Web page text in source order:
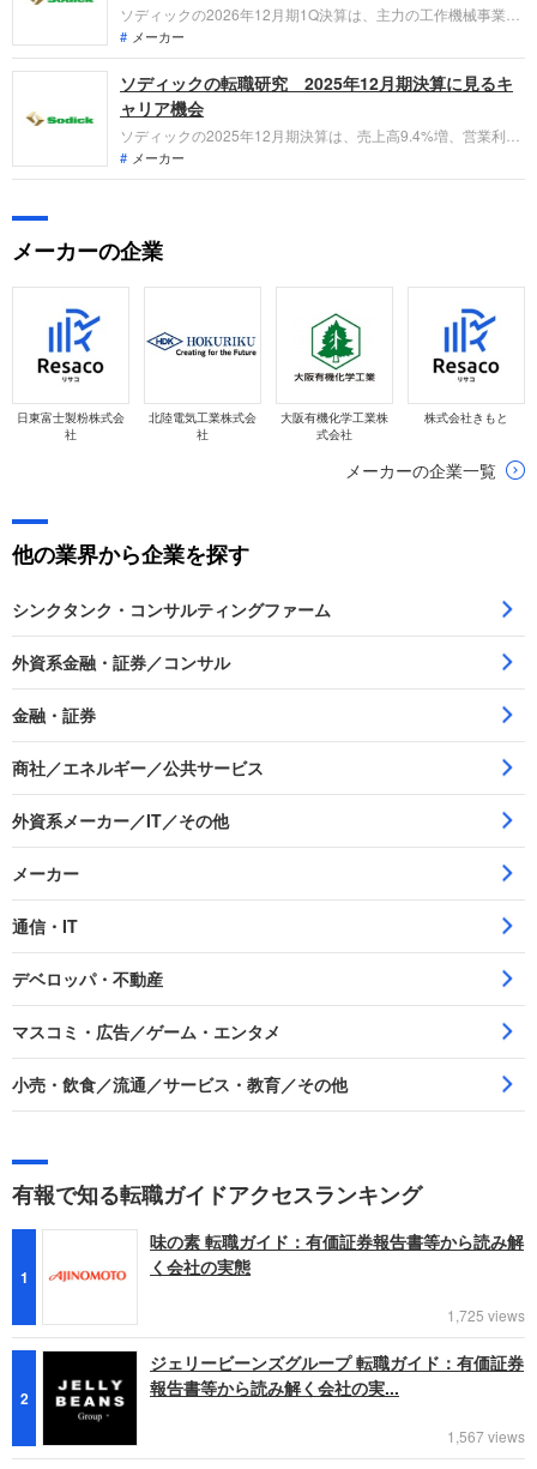
ソディックの2026年12月期1Q決算は、主力の工作機械事業が
中華圏のモバイル・NEV需要を捉え大幅な増収増益を達成しま
した。リニアモータ事業の内製化統合やAP社との提携による
組織改革など、モノづくりからソリューション型への進化を急
ぐ同社で、技術・企画人材の需要がどう変化しているかを整理
します。
メーカー
ソディックの転職研究 2025年12月期決算に見るキ
ャリア機会
ソディックの2025年12月期決算は、売上高9.4%増、営業利益
89.4%増と大幅増益を達成。AP社との提携やAltForm社の
M&A、中国生産体制の再編など、構造改革が劇的な成果を上げ
メーカー
メーカーの企業
日東富士製粉株式会
社
北陸電気工業株式会
社
大阪有機化学工業株
式会社
株式会社きもと
メーカーの企業一覧
他の業界から企業を探す
シンクタンク・コンサルティングファーム
外資系金融・証券／コンサル
金融・証券
商社／エネルギー／公共サービス
外資系メーカー／IT／その他
メーカー
通信・IT
デベロッパ・不動産
マスコミ・広告／ゲーム・エンタメ
小売・飲食／流通／サービス・教育／その他
有報で知る転職ガイドアクセスランキング
1
味の素 転職ガイド：有価証券報告書等から読み解
く会社の実態
1,725 views
2
ジェリービーンズグループ 転職ガイド：有価証券
報告書等から読み解く会社の実...
1,567 views